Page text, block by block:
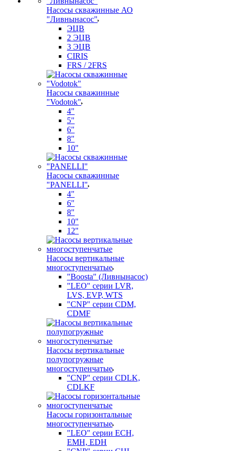
Насосы скважинные АО
"Ливнынасос"
ЭЦВ
2 ЭЦВ
3 ЭЦВ
CIRIS
FRS / 2FRS
Насосы скважинные
"Vodotok"
4"
5"
6"
8"
10"
Насосы скважинные
"PANELLI"
4"
6"
8"
10"
12"
Насосы вертикальные
многоступенчатые
"Boosta" (Ливнынасос)
"LEO" серии LVR,
LVS, EVP, WTS
"CNP" серии CDM,
CDMF
Насосы вертикальные
полупогружные
многоступенчатые
"CNP" серии CDLK,
CDLKF
Насосы горизонтальные
многоступенчатые
"LEO" серии ECH,
EMH, EDH